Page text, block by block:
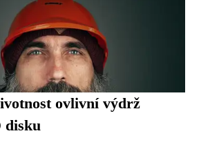
ovlivní výdrž
disku